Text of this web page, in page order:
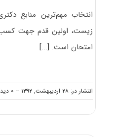
انتخاب مهم‌ترین منابع
زیست، اولین قدم جهت
امتحان است. [...]
انتشار در: ۲۸ اردیبهشت, ۱۳۹۲ -- ۰ دیدگاه